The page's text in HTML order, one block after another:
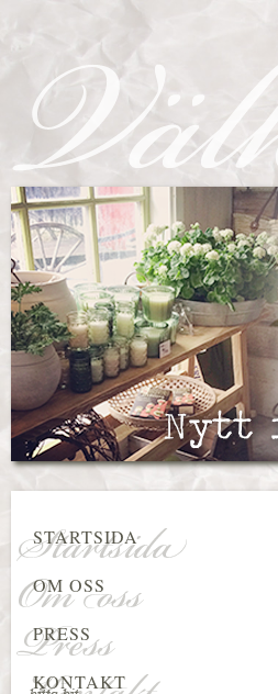
STARTSIDA
OM OSS
PRESS
KONTAKT